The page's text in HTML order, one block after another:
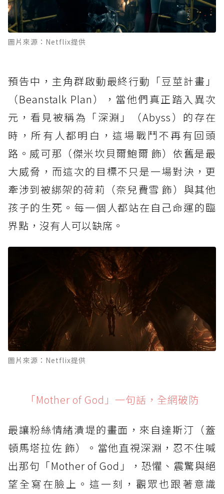
圖片來源：Netflix提供
預告中，主角群啟動最終行動「豆莖計畫」
（Beanstalk Plan），當他們真正踏入異次
元，看見被稱為「深淵」（Abyss）的存在
時，所有人都明白，這場戰鬥不再有回頭
路。威可那（傑米坎貝爾鮑爾 飾）依舊是最
大威脅，而這次的目標不只是一場對決，更
牽涉到被綁架的荷莉（奈兒費雪 飾）與其他
孩子的生死。每一個人都站在自己命運的臨
界點，沒有人可以缺席。
圖片來源：Netflix提供
「Mother of God」一句話，全網破防
最讓粉絲情緒潰堤的畫面，來自達斯汀（蓋
頓馬塔拉佐 飾）。當他直視深淵，忍不住喊
出那句「Mother of God」，恐懼、震驚與絕
望全寫在臉上。這一刻，觀眾也跟著意識